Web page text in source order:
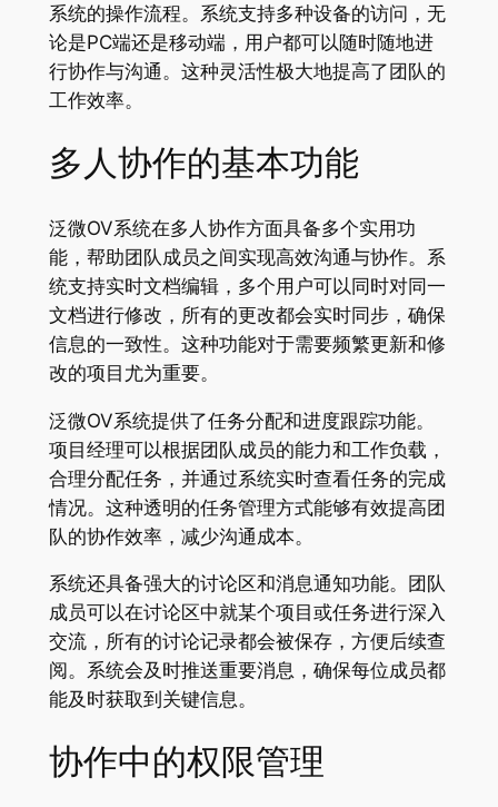
系统的操作流程。系统支持多种设备的访问，无
论是PC端还是移动端，用户都可以随时随地进
行协作与沟通。这种灵活性极大地提高了团队的
工作效率。
多人协作的基本功能
泛微OV系统在多人协作方面具备多个实用功
能，帮助团队成员之间实现高效沟通与协作。系
统支持实时文档编辑，多个用户可以同时对同一
文档进行修改，所有的更改都会实时同步，确保
信息的一致性。这种功能对于需要频繁更新和修
改的项目尤为重要。
泛微OV系统提供了任务分配和进度跟踪功能。
项目经理可以根据团队成员的能力和工作负载，
合理分配任务，并通过系统实时查看任务的完成
情况。这种透明的任务管理方式能够有效提高团
队的协作效率，减少沟通成本。
系统还具备强大的讨论区和消息通知功能。团队
成员可以在讨论区中就某个项目或任务进行深入
交流，所有的讨论记录都会被保存，方便后续查
阅。系统会及时推送重要消息，确保每位成员都
能及时获取到关键信息。
协作中的权限管理